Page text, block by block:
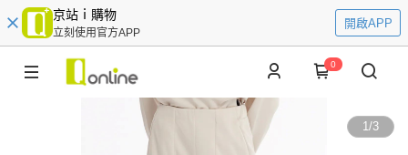
京站ｉ購物
立刻使用官方APP
開啟APP
0
1/3